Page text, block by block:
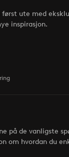
først ute med
inspirasjon.
på de vanligste
om hvordan du